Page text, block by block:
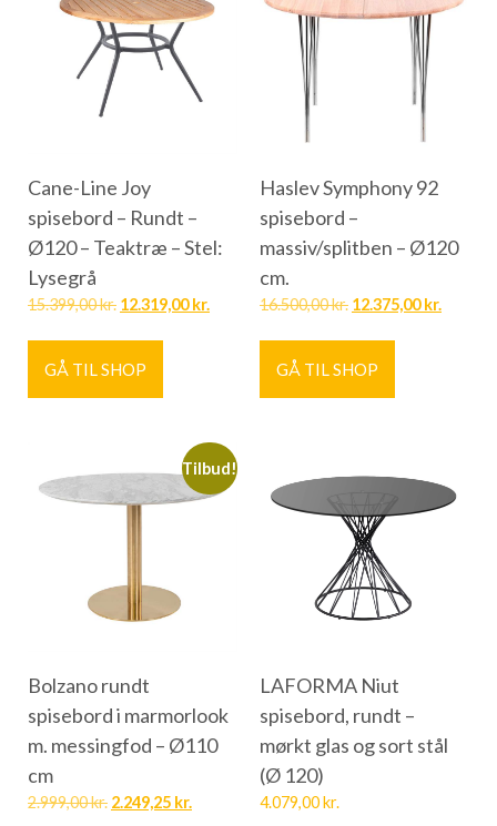
Cane-Line Joy
spisebord – Rundt –
Ø120 – Teaktræ – Stel:
Lysegrå
15.399,00kr. 12.319,00kr.
GÅ TIL SHOP
Haslev Symphony 92
spisebord –
massiv/splitben – Ø120
cm.
16.500,00kr. 12.375,00kr.
GÅ TIL SHOP
Tilbud!
Bolzano rundt
spisebord i marmorlook
m. messingfod – Ø110
cm
2.999,00kr. 2.249,25 kr.
LAFORMA Niut
spisebord, rundt –
mørkt glas og sort stål
(Ø 120)
4.079,00kr.